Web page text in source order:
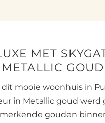
MET
GOUD
mooie woonhuis in
in Metallic goud werd
gouden